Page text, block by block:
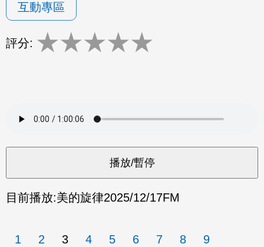
互動專區
評分: ★★★★★
目前播放:美的旋律2025/12/17FM
1 2 3 4 5 6 7 8 9